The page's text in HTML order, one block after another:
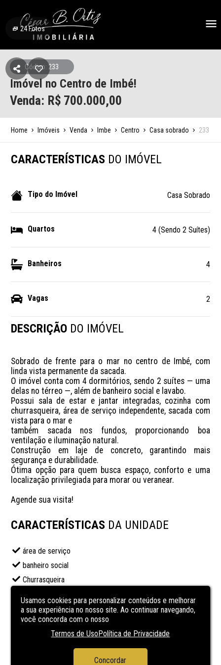
24Fotos
Código: 233
Imóvel no Centro de Imbé!
Venda: R$ 700.000,00
Home Imóveis Venda Imbe Centro Casa sobrado 233
CARACTERÍSTICAS DO IMÓVEL
Tipo do Imóvel Casa Sobrado
Quartos 4 (Sendo 2 Suítes)
Banheiros 4
Vagas 2
DESCRIÇÃO DO IMÓVEL
Sobrado de frente para o mar no centro de Imbé, com
linda vista permanente da sacada.
O imóvel conta com 4 dormitórios, sendo 2 suítes — uma
delas no térreo —, além de banheiro social e lavabo.
Possui sala de estar e jantar integradas, cozinha com
churrasqueira, área de serviço independente, sacada com
vista para o mar e
também sacada nos fundos, proporcionando boa
ventilação e iluminação natural.
Construção em laje de concreto, garantindo mais
segurança e durabilidade.
Ótima opção para quem busca espaço, conforto e uma
localização privilegiada para morar ou veranear.
Agende sua visita!
CARACTERÍSTICAS DA UNIDADE
área de serviço
banheiro social
Churrasqueira
Laje de concreto
lavabo
Usamos cookies para personalizar conteúdos e melhorar
a sua experiência no nosso site. Ao continuar navegando,
você concorda com o nosso
Termos de UsoPolítica de Privacidade
Concordar